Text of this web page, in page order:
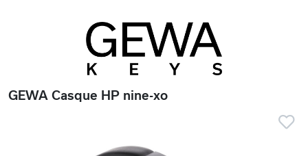
GEWA Casque HP nine-xo